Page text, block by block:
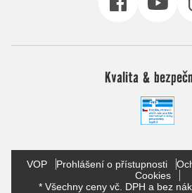
Kvalita &
VOP Prohlášení o přístupnosti
Cookies
* Všechny ceny vč. DPH a bez